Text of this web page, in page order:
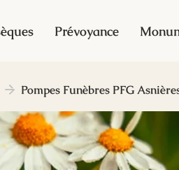
Prévoyance
Pompes Funèbres PFG